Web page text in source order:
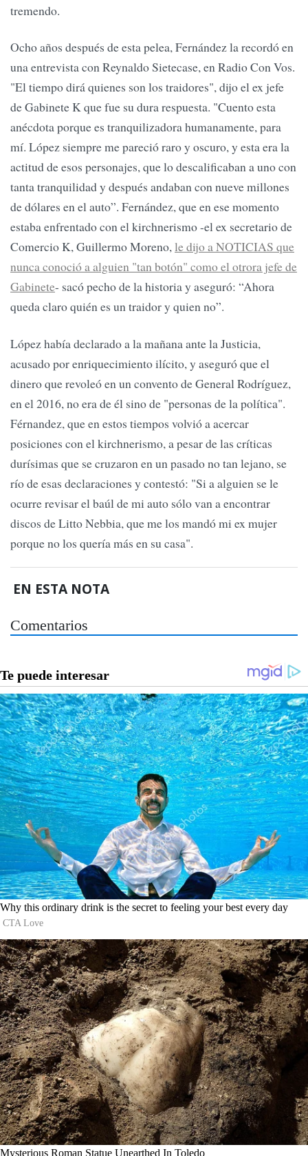
tremendo.
Ocho años después de esta pelea, Fernández la recordó en
una entrevista con Reynaldo Sietecase, en Radio Con Vos.
"El tiempo dirá quienes son los traidores", dijo el ex jefe
de Gabinete K que fue su dura respuesta. "Cuento esta
anécdota porque es tranquilizadora humanamente, para
mí. López siempre me pareció raro y oscuro, y esta era la
actitud de esos personajes, que lo descalificaban a uno con
tanta tranquilidad y después andaban con nueve millones
de dólares en el auto”. Fernández, que en ese momento
estaba enfrentado con el kirchnerismo -el ex secretario de
Comercio K, Guillermo Moreno,le dijo a NOTICIAS que
nunca conoció a alguien "tan botón" como el otrora jefe de
Gabinete- sacó pecho de la historia y aseguró: “Ahora
queda claro quién es un traidor y quien no”.
López había declarado a la mañana ante la Justicia,
acusado por enriquecimiento ilícito, y aseguró que el
dinero que revoleó en un convento de General Rodríguez,
en el 2016, no era de él sino de "personas de la política".
Férnandez, que en estos tiempos volvió a acercar
posiciones con el kirchnerismo, a pesar de las críticas
durísimas que se cruzaron en un pasado no tan lejano, se
río de esas declaraciones y contestó: "Si a alguien se le
ocurre revisar el baúl de mi auto sólo van a encontrar
discos de Litto Nebbia, que me los mandó mi ex mujer
porque no los quería más en su casa".
EN ESTA NOTA
Comentarios